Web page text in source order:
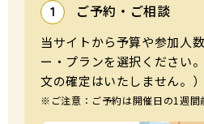
1 ご予約・ご相談
当サイトから予算や参加⼈
ー・プランを選択ください
⽂の確定はいたしません。）
※ご注意：ご予約は開催⽇の1週間